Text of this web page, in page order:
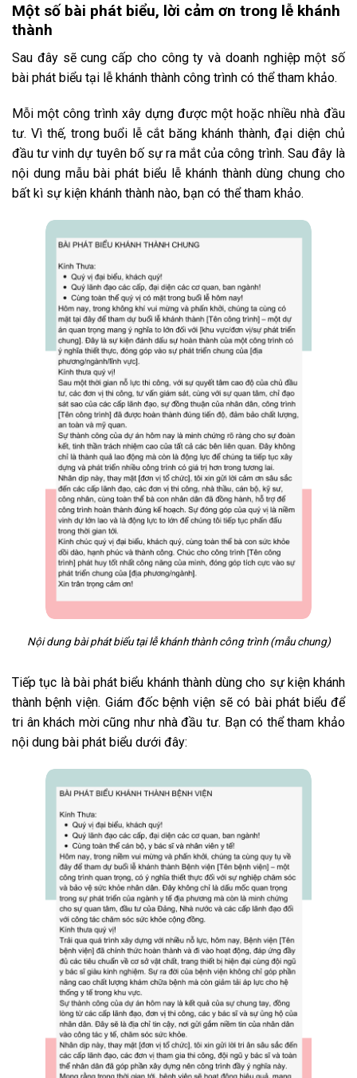
Một số bài phát biểu, lời cảm ơn trong lễ khánh
thành
Sau đây sẽ cung cấp cho công ty và doanh nghiệp một số
bài phát biểu tại lễ khánh thành công trình có thể tham khảo.
Mỗi một công trình xây dựng được một hoặc nhiều nhà đầu
tư. Vì thế, trong buổi lễ cắt băng khánh thành, đại diện chủ
đầu tư vinh dự tuyên bố sự ra mắt của công trình. Sau đây là
nội dung mẫu bài phát biểu lễ khánh thành dùng chung cho
bất kì sự kiện khánh thành nào, bạn có thể tham khảo.
Nội dung bài phát biểu tại lễ khánh thành công trình (mẫu chung)
Tiếp tục là bài phát biểu khánh thành dùng cho sự kiện khánh
thành bệnh viện. Giám đốc bệnh viện sẽ có bài phát biểu để
tri ân khách mời cũng như nhà đầu tư. Bạn có thể tham khảo
nội dung bài phát biểu dưới đây: